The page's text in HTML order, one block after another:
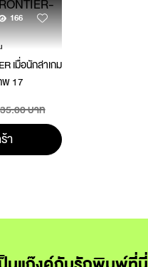
166
เมื่อนักล่าเกม
พ 17
บาท
า